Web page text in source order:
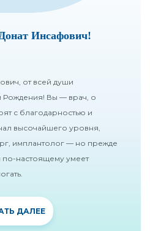
Инсафович!
от всей души
Рождения! Вы — врач, о
с благодарностью и
высочайшего уровня,
имплантолог — но прежде
по-настоящему умеет
ДАЛЕЕ